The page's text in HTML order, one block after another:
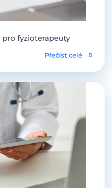
pro fyzioterapeuty
Přečíst celé